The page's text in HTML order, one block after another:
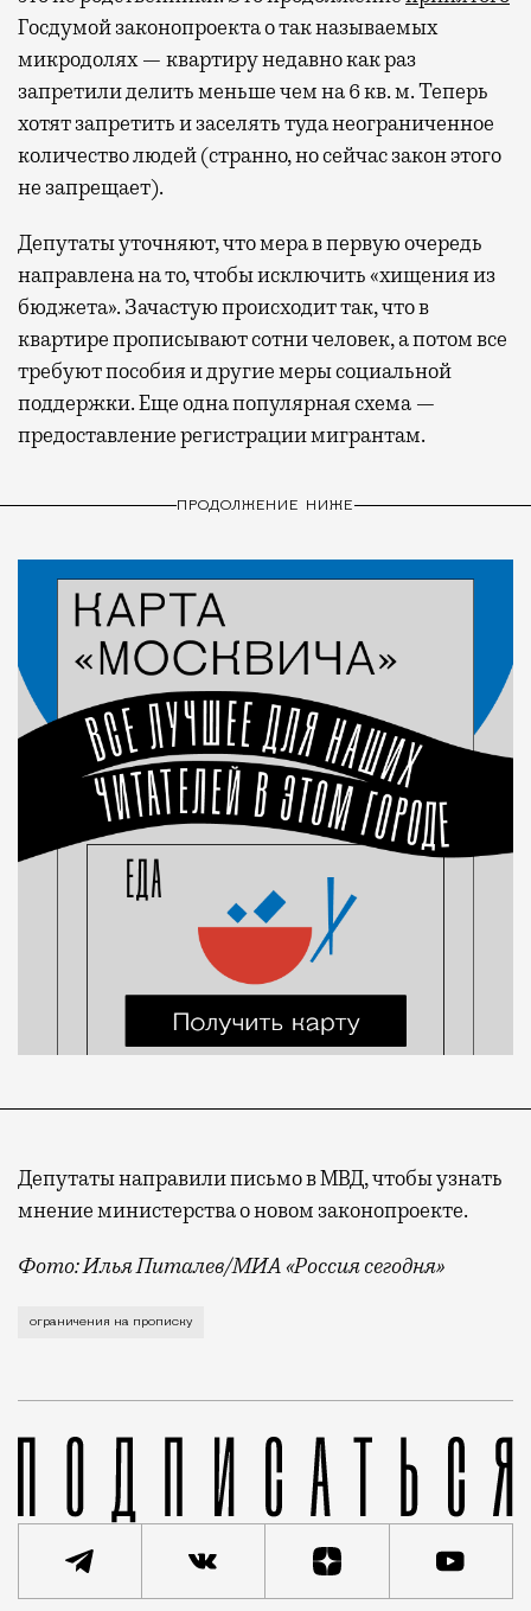
Госдумой законопроекта о так называемых
микродолях — квартиру недавно как раз
запретили делить меньше чем на 6 кв. м. Теперь
хотят запретить и заселять туда неограниченное
количество людей (странно, но сейчас закон этого
не запрещает).
Депутаты уточняют, что мера в первую очередь
направлена на то, чтобы исключить «хищения из
бюджета». Зачастую происходит так, что в
квартире прописывают сотни человек, а потом все
требуют пособия и другие меры социальной
поддержки. Еще одна популярная схема —
предоставление регистрации мигрантам.
ПРОДОЛЖЕНИЕ НИЖЕ
Депутаты направили письмо в МВД, чтобы узнать
мнение министерства о новом законопроекте.
Фото: Илья Питалев/МИА «Россия сегодня»
В Госдуме уже даже придумали, как бороться с
ограничения на прописку